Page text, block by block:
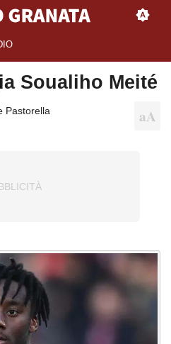
Soualiho Meité
Pastorella